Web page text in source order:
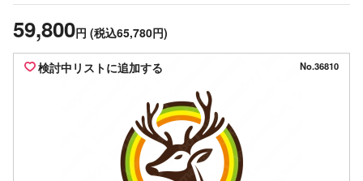
59,800円 (税込65,780円)
検討中リストに追加する No.36810